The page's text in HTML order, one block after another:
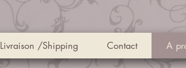
Livraison /Shipping Contact A